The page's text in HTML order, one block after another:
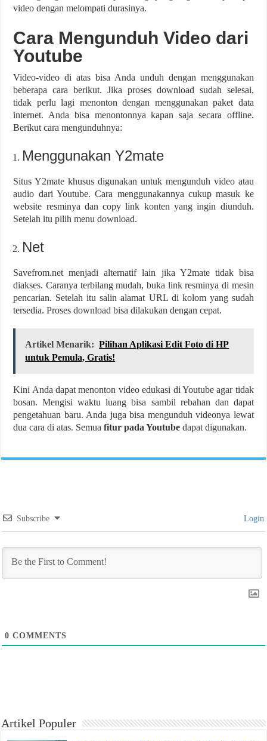
video dengan melompati durasinya.
Cara Mengunduh Video dari
Youtube
Video-video di atas bisa Anda unduh dengan menggunakan
beberapa cara berikut. Jika proses download sudah selesai,
tidak perlu lagi menonton dengan menggunakan paket data
internet. Anda bisa menontonnya kapan saja secara offline.
Berikut cara mengunduhnya:
Menggunakan Y2mate
Situs Y2mate khusus digunakan untuk mengunduh video atau
audio dari Youtube. Cara menggunakannya cukup masuk ke
website resminya dan copy link konten yang ingin diunduh.
Setelah itu pilih menu download.
Net
Savefrom.net menjadi alternatif lain jika Y2mate tidak bisa
diakses. Caranya terbilang mudah, buka link resminya di mesin
pencarian. Setelah itu salin alamat URL di kolom yang sudah
tersedia. Proses download bisa dilakukan dengan cepat.
Artikel Menarik: Pilihan Aplikasi Edit Foto di HP
untuk Pemula, Gratis!
Kini Anda dapat menonton video edukasi di Youtube agar tidak
bosan. Mengisi waktu luang bisa sambil rebahan dan dapat
pengetahuan baru. Anda juga bisa mengunduh videonya lewat
dua cara di atas. Semuafitur pada Youtube dapat digunakan.
Subscribe Login
0 COMMENTS
Artikel Populer